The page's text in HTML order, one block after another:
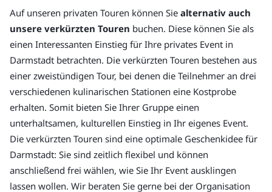
Auf unseren privaten Touren können Sie alternativ auch
unsere verkürzten Touren buchen. Diese können Sie als
einen Interessanten Einstieg für Ihre privates Event in
Darmstadt betrachten. Die verkürzten Touren bestehen aus
einer zweistündigen Tour, bei denen die Teilnehmer an drei
verschiedenen kulinarischen Stationen eine Kostprobe
erhalten. Somit bieten Sie Ihrer Gruppe einen
unterhaltsamen, kulturellen Einstieg in Ihr eigenes Event.
Die verkürzten Touren sind eine optimale Geschenkidee für
Darmstadt: Sie sind zeitlich flexibel und können
anschließend frei wählen, wie Sie Ihr Event ausklingen
lassen wollen. Wir beraten Sie gerne bei der Organisation